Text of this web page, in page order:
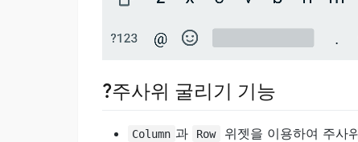
?주사위 굴리기 기능
Column 과 Row
위젯을 이용하여 주사